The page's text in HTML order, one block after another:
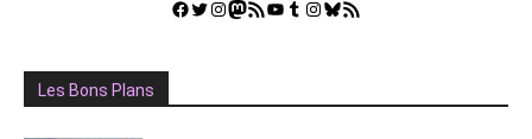
Facebook
Twitter
Instagram
Mastodon
Flux RSSYouTube
Tumblr
Instagram
Bluesky
GestGame
Les Bons Plans